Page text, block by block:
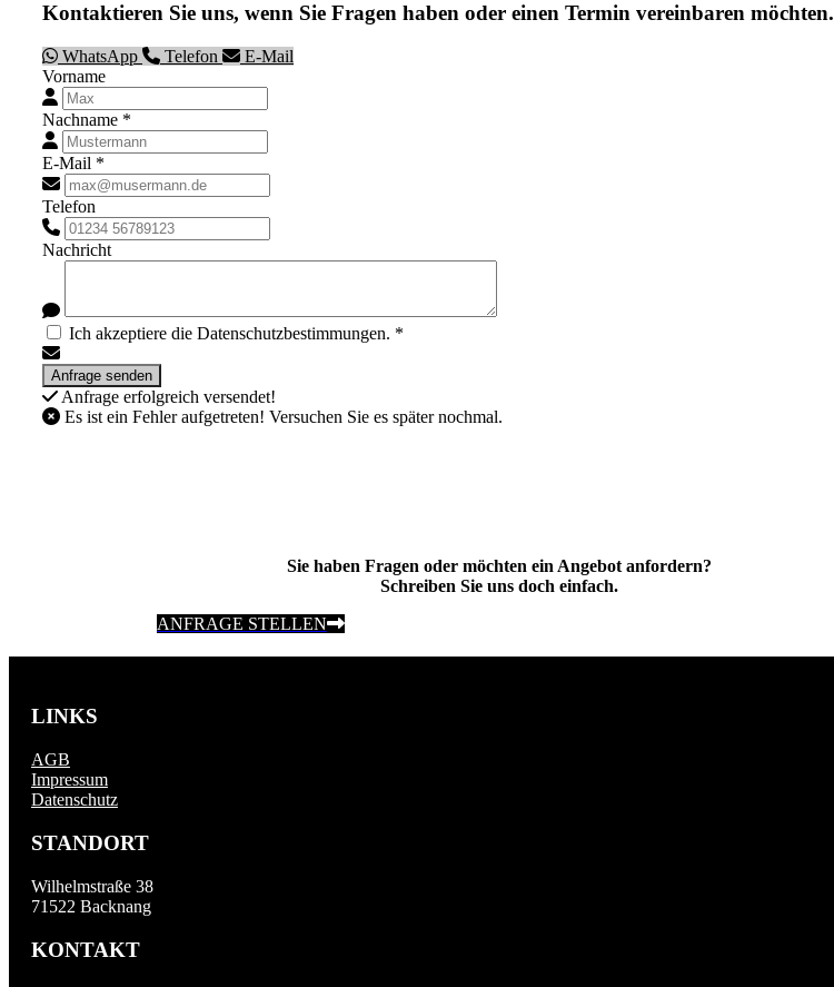
Kontaktieren Sie uns, wenn Sie Fragen haben oder einen Termin vereinbaren möchten.
WhatsApp Telefon
E-Mail
Vorname
Nachname *
E-Mail *
Telefon
Nachricht
Ich akzeptiere die Datenschutzbestimmungen. *
Anfrage erfolgreich versendet!
Es ist ein Fehler aufgetreten! Versuchen Sie es später nochmal.
Sie haben Fragen oder möchten ein Angebot anfordern?
Schreiben Sie uns doch einfach.
ANFRAGE STELLEN
LINKS
AGB
Impressum
Datenschutz
STANDORT
Wilhelmstraße 38
71522 Backnang
KONTAKT